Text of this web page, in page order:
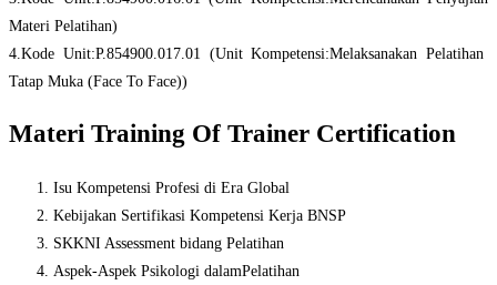
Materi Pelatihan)
4.Kode Unit:P.854900.017.01 (Unit Kompetensi:Melaksanakan Pelatihan
Tatap Muka (Face To Face))
Materi Training Of Trainer Certification
Isu Kompetensi Profesi di Era Global
Kebijakan Sertifikasi Kompetensi Kerja BNSP
SKKNI Assessment bidang Pelatihan
Aspek-Aspek Psikologi dalamPelatihan